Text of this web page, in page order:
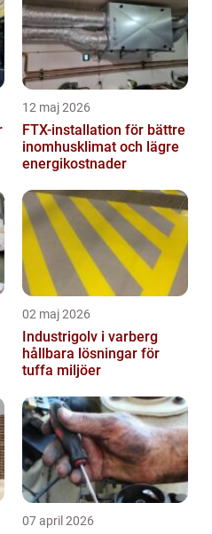
12 maj 2026
FTX-installation för bättre
inomhusklimat och lägre
energikostnader
02 maj 2026
Industrigolv i varberg
hållbara lösningar för
tuffa miljöer
07 april 2026